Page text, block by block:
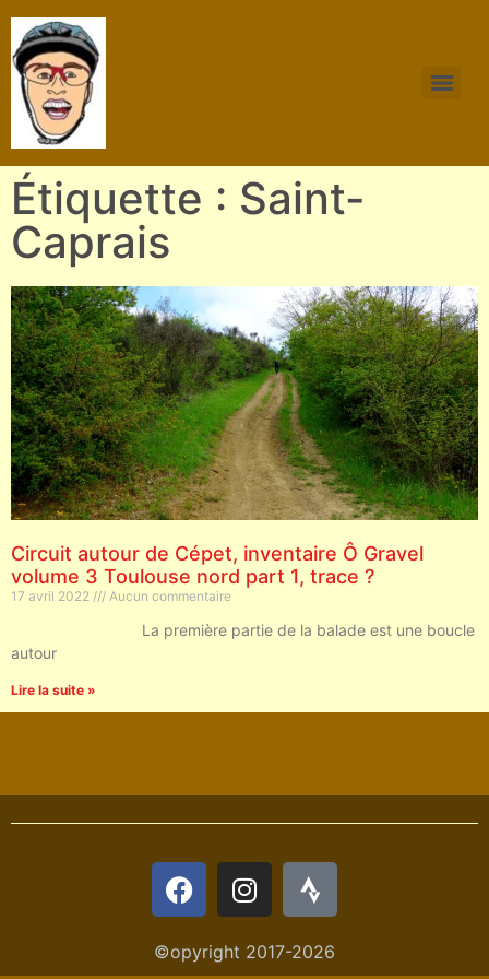
Étiquette : Saint-
Caprais
Circuit autour de Cépet, inventaire Ô Gravel
volume 3 Toulouse nord part 1, trace ?
17 avril 2022 Aucun commentaire
La première partie de la balade est une boucle
autour
Lire la suite »
©opyright 2017-2026